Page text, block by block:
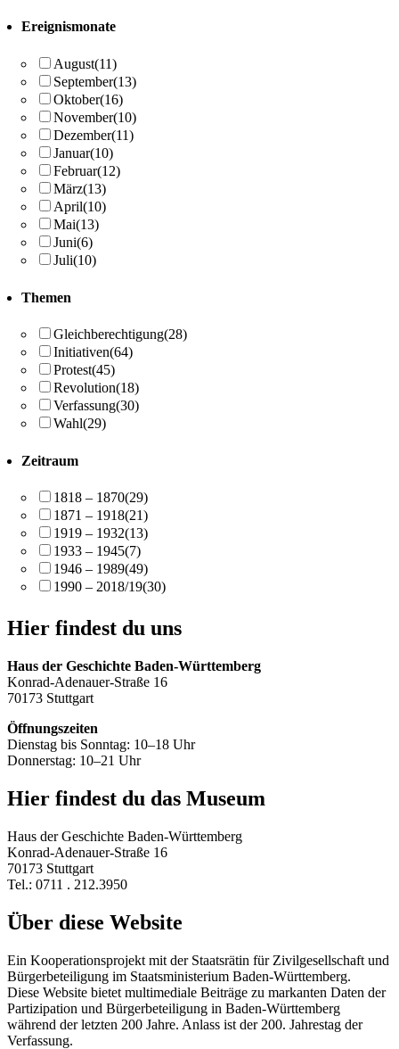
Ereignismonate
August(11)
September(13)
Oktober(16)
November(10)
Dezember(11)
Januar(10)
Februar(12)
März(13)
April(10)
Mai(13)
Juni(6)
Juli(10)
Themen
Gleichberechtigung(28)
Initiativen(64)
Protest(45)
Revolution(18)
Verfassung(30)
Wahl(29)
Zeitraum
1818 – 1870(29)
1871 – 1918(21)
1919 – 1932(13)
1933 – 1945(7)
1946 – 1989(49)
1990 – 2018/19(30)
Hier findest du uns
Haus der Geschichte Baden-Württemberg
Konrad-Adenauer-Straße 16
70173 Stuttgart
Öffnungszeiten
Dienstag bis Sonntag: 10–18 Uhr
Donnerstag: 10–21 Uhr
Hier findest du das Museum
Haus der Geschichte Baden-Württemberg
Konrad-Adenauer-Straße 16
70173 Stuttgart
Tel.: 0711 . 212.3950
Über diese Website
Ein Kooperationsprojekt mit der Staatsrätin für Zivilgesellschaft und
Bürgerbeteiligung im Staatsministerium Baden-Württemberg.
Diese Website bietet multimediale Beiträge zu markanten Daten der
Partizipation und Bürgerbeteiligung in Baden-Württemberg
während der letzten 200 Jahre. Anlass ist der 200. Jahrestag der
Verfassung.